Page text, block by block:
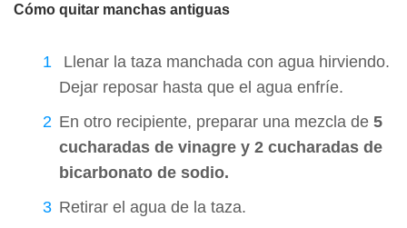
Cómo quitar manchas antiguas
Llenar la taza manchada con agua hirviendo.
Dejar reposar hasta que el agua enfríe.
En otro recipiente, preparar una mezcla de 5
cucharadas de vinagre y 2 cucharadas de
bicarbonato de sodio.
Retirar el agua de la taza.